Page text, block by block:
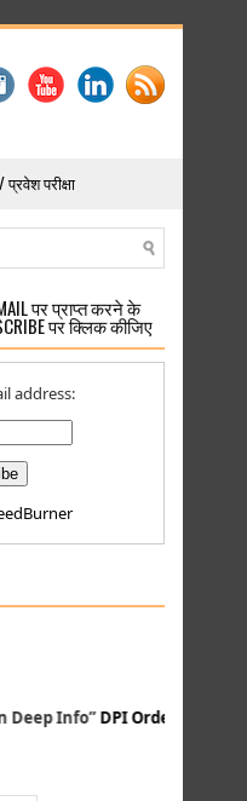
प्रवेश परीक्षा
पर प्राप्त करने के
पर क्लिक कीजिए
address:
DPI Orders-GAD MP Orders